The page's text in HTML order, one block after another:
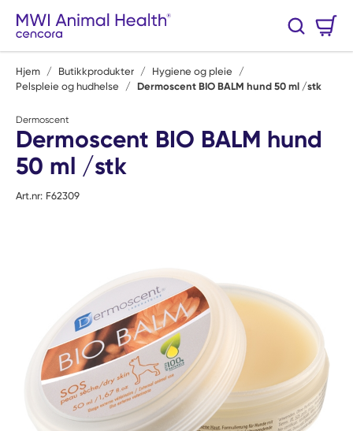
Hopp til hovedinnhold
Søk
Hjem / Butikkprodukter / Hygiene og pleie
/
Pelspleie og hudhelse
/ Dermoscent BIO BALM hund 50 ml /stk
Dermoscent
Dermoscent BIO BALM hund
50 ml /stk
Art.nr: F62309